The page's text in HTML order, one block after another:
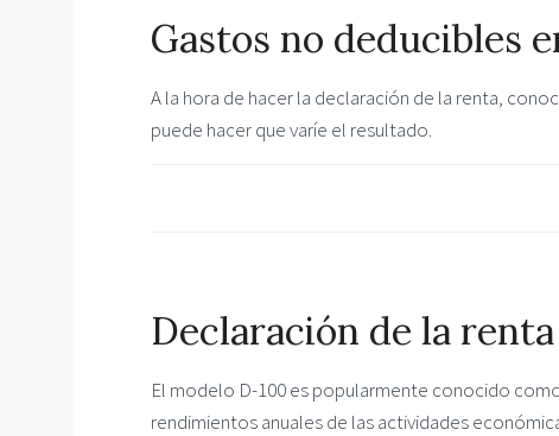
Gastos no deducibles
A la hora de hacer la declaración de la renta,
puede hacer que varíe el resultado.
Declaración de la
El modelo D-100 es popularmente conocido
rendimientos anuales de las actividades